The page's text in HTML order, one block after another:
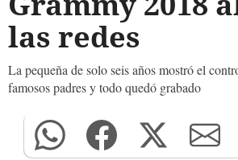
las redes
La pequeña de solo seis años mostró el
famosos padres y todo quedó grabado